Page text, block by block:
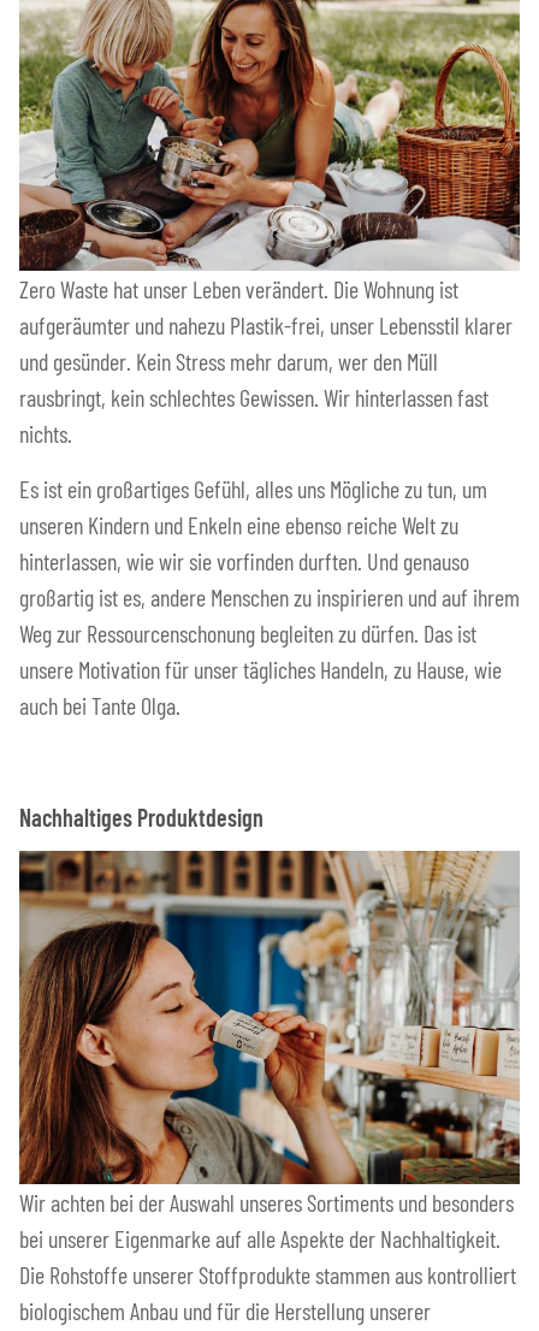
Zero Waste hat unser Leben verändert. Die Wohnung ist
aufgeräumter und nahezu Plastik-frei, unser Lebensstil klarer
und gesünder. Kein Stress mehr darum, wer den Müll
rausbringt, kein schlechtes Gewissen. Wir hinterlassen fast
nichts.
Es ist ein großartiges Gefühl, alles uns Mögliche zu tun, um
unseren Kindern und Enkeln eine ebenso reiche Welt zu
hinterlassen, wie wir sie vorfinden durften. Und genauso
großartig ist es, andere Menschen zu inspirieren und auf ihrem
Weg zur Ressourcenschonung begleiten zu dürfen. Das ist
unsere Motivation für unser tägliches Handeln, zu Hause, wie
auch bei Tante Olga.
Nachhaltiges Produktdesign
Wir achten bei der Auswahl unseres Sortiments und besonders
bei unserer Eigenmarke auf alle Aspekte der Nachhaltigkeit.
Die Rohstoffe unserer Stoffprodukte stammen aus kontrolliert
biologischem Anbau und für die Herstellung unserer